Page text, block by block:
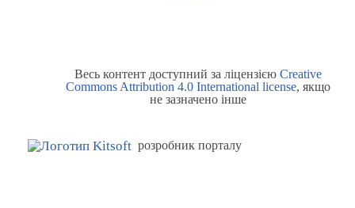
Весь контент доступний за ліцензією Creative
Commons Attribution 4.0 International license, якщо
не зазначено інше
розробник порталу